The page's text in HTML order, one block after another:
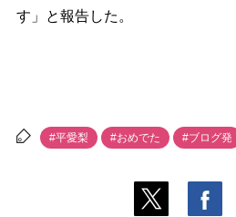
す」と報告した。
#平愛梨 #おめでた #ブログ発